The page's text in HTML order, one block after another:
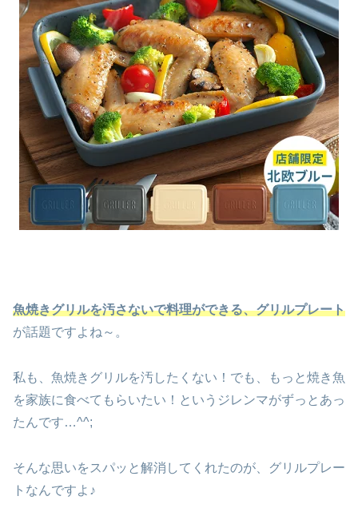
魚焼きグリルを汚さないで料理ができる、グリルプレート
が話題ですよね～。
私も、魚焼きグリルを汚したくない！でも、もっと焼き魚
を家族に食べてもらいたい！というジレンマがずっとあっ
たんです…^^;
そんな思いをスパッと解消してくれたのが、グリルプレー
トなんですよ♪